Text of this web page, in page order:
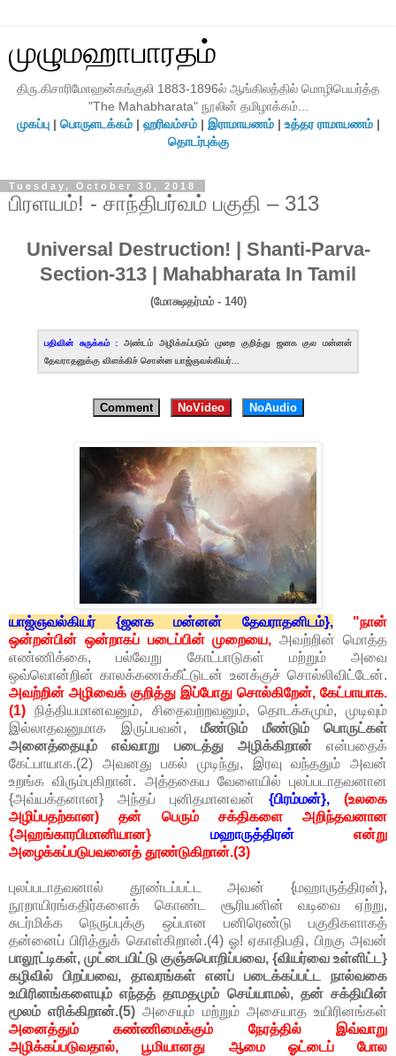
முழுமஹாபாரதம்
திரு.கிசாரிமோஹன்கங்குலி 1883-1896ல் ஆங்கிலத்தில் மொழிபெயர்த்த
"The Mahabharata" நூலின் தமிழாக்கம்...
முகப்பு| பொருளடக்கம்| ஹரிவம்சம்| இராமாயணம்| உத்தர ராமாயணம்|
தொடர்புக்கு
Tuesday, October 30, 2018
பிரளயம்! - சாந்திபர்வம் பகுதி – 313
Universal Destruction! | Shanti-Parva-
Section-313 | Mahabharata In Tamil
(மோக்ஷதர்மம் - 140)
பதிவின் சுருக்கம் : அண்டம் அழிக்கப்படும் முறை குறித்து ஜனக குல மன்னன்
தேவராதனுக்கு விளக்கிச் சொன்ன யாஜ்ஞவல்கியர்...
Comment NoVideo NoAudio
யாஜ்ஞவல்கியர் {ஜனக மன்னன் தேவராதனிடம்},
"நான்
ஒன்றன்பின் ஒன்றாகப் படைப்பின் முறையை, அவற்றின் மொத்த
எண்ணிக்கை, பல்வேறு கோட்பாடுகள் மற்றும் அவை
ஒவ்வொன்றின் காலக்கணக்கீட்டுடன் உனக்குச் சொல்லிவிட்டேன்.
அவற்றின் அழிவைக் குறித்து இப்போது சொல்கிறேன், கேட்பாயாக.
(1) நித்தியமானவனும், சிதைவற்றவனும், தொடக்கமும், முடிவும்
இல்லாதவனுமாக இருப்பவன், மீண்டும் மீண்டும் பொருட்கள்
அனைத்தையும் எவ்வாறு படைத்து அழிக்கிறான்என்பதைக்
கேட்பாயாக.(2) அவனது பகல் முடிந்து, இரவு வந்ததும் அவன்
உறங்க விரும்புகிறான். அத்தகைய வேளையில் புலப்படாதவனான
{அவ்யக்தனான} அந்தப் புனிதமானவன் {பிரம்மன்}, (உலகை
அழிப்பதற்கான) தன் பெரும் சக்திகளை அறிந்தவனான
{அஹங்காரபிமானியான} மஹாருத்திரன் என்று
அழைக்கப்படுபவனைத் தூண்டுகிறான்.(3)
புலப்படாதவனால் தூண்டப்பட்ட அவன் {மஹாருத்திரன்},
நூறாயிரங்கதிர்களைக் கொண்ட சூரியனின் வடிவை ஏற்று,
சுடர்மிக்க நெருப்புக்கு ஒப்பான பனிரெண்டு பகுதிகளாகத்
தன்னைப் பிரித்துக் கொள்கிறான்.(4) ஓ! ஏகாதிபதி, பிறகு அவன்
பாலூட்டிகள், முட்டையிட்டு குஞ்சுபொறிப்பவை, {வியர்வை உள்ளிட்ட}
கழிவில் பிறப்பவை, தாவரங்கள் எனப் படைக்கப்பட்ட நால்வகை
உயிரினங்களையும் எந்தத் தாமதமும் செய்யாமல், தன் சக்தியின்
மூலம் எரிக்கிறான்.(5) அசையும் மற்றும் அசையாத உயிரினங்கள்
அனைத்தும் கண்ணிமைக்கும் நேரத்தில் இவ்வாறு
அழிக்கப்படுவதால், பூமியானது ஆமை ஓட்டைப் போல